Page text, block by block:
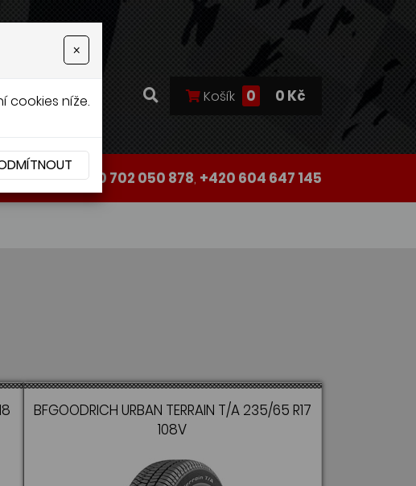
Košík 0 0 Kč
+420 702 050 878, +420 604 647 145
BFGOODRICH URBAN TERRAIN T/A 235/65 R17
108V
×
cookies níže.